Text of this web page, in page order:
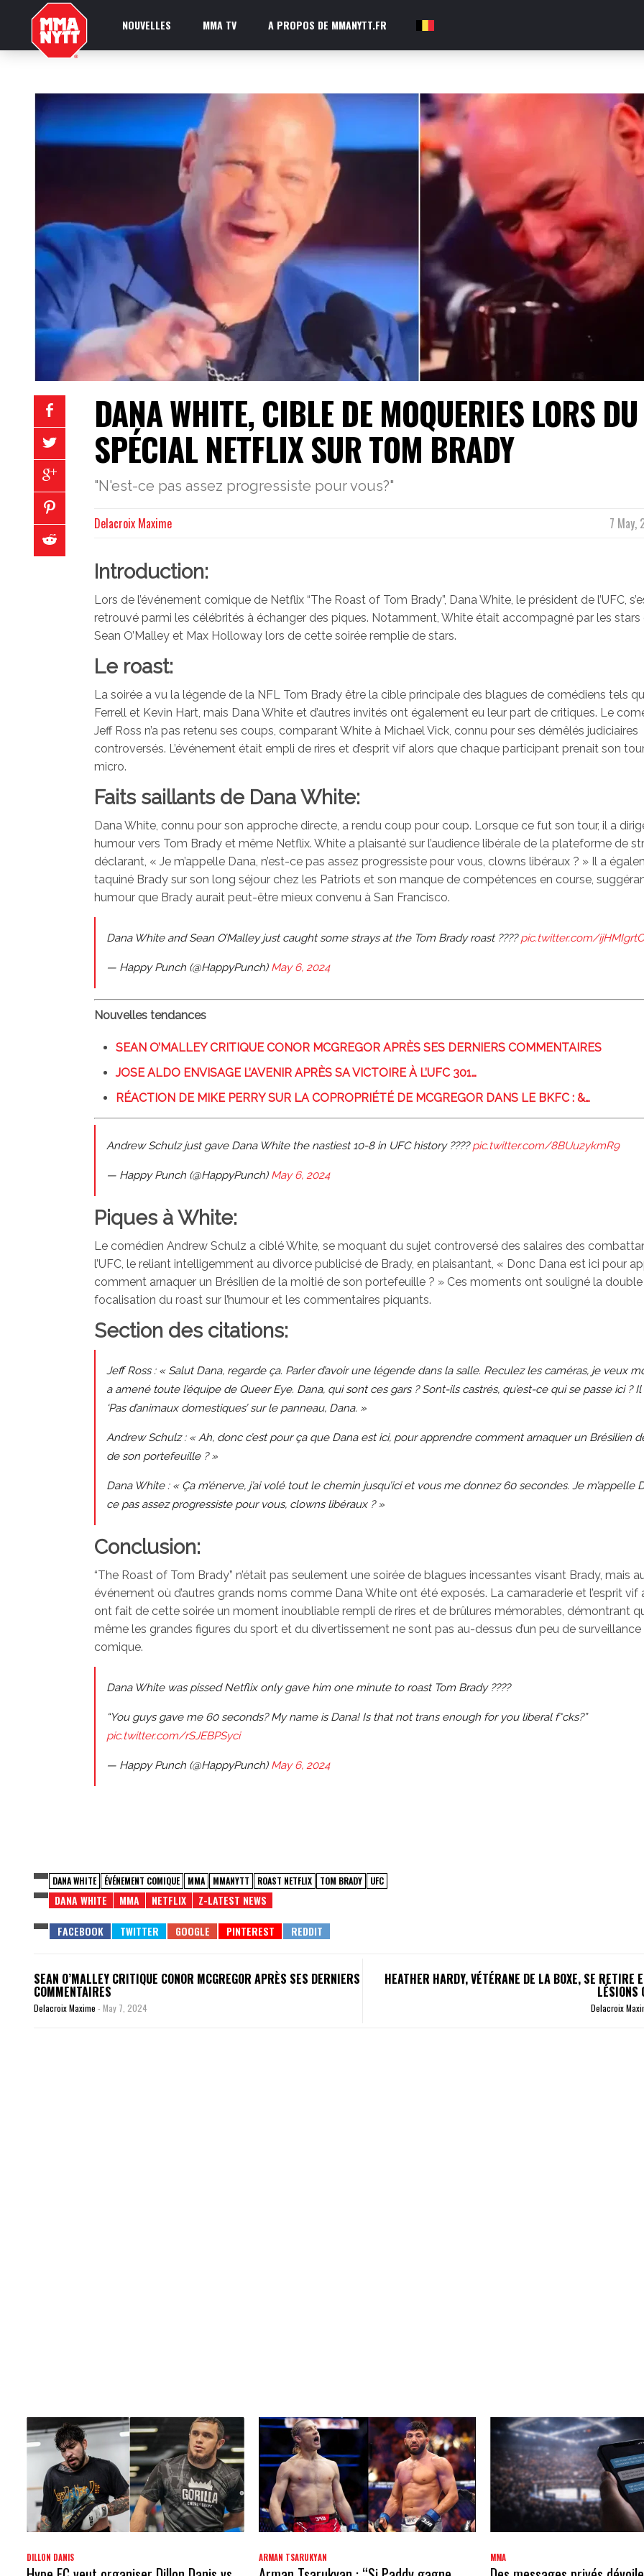
NOUVELLES MMA TV A PROPOS DE MMANYTT.FR FR
DANA WHITE, CIBLE DE MOQUERIES LORS DU
SPÉCIAL NETFLIX SUR TOM BRADY
"N'est-ce pas assez progressiste pour vous?"
7 May,
Delacroix Maxime
Introduction:
Lors de l’événement comique de Netflix “The Roast of Tom Brady”, Dana White, le président de l’UFC,
retrouvé parmi les célébrités à échanger des piques. Notamment, White était accompagné par les stars
Sean O’Malley et Max Holloway lors de cette soirée remplie de stars.
Le roast:
La soirée a vu la légende de la NFL Tom Brady être la cible principale des blagues de comédiens tels
Ferrell et Kevin Hart, mais Dana White et d’autres invités ont également eu leur part de critiques. Le
Jeff Ross n’a pas retenu ses coups, comparant White à Michael Vick, connu pour ses démêlés judiciaires
controversés. L’événement était empli de rires et d’esprit vif alors que chaque participant prenait son
micro.
Faits saillants de Dana White:
Dana White, connu pour son approche directe, a rendu coup pour coup. Lorsque ce fut son tour, il a
humour vers Tom Brady et même Netflix. White a plaisanté sur l’audience libérale de la plateforme de
déclarant, « Je m’appelle Dana, n’est-ce pas assez progressiste pour vous, clowns libéraux ? » Il a
taquiné Brady sur son long séjour chez les Patriots et son manque de compétences en course,
humour que Brady aurait peut-être mieux convenu à San Francisco.
Dana White and Sean O’Malley just caught some strays at the Tom Brady roast ????pic.twitter.com/
— Happy Punch (@HappyPunch) May 6, 2024
Nouvelles tendances
SEAN O’MALLEY CRITIQUE CONOR MCGREGOR APRÈS SES DERNIERS COMMENTAIRES
JOSE ALDO ENVISAGE L’AVENIR APRÈS SA VICTOIRE À L’UFC 301…
RÉACTION DE MIKE PERRY SUR LA COPROPRIÉTÉ DE MCGREGOR DANS LE BKFC : &…
Andrew Schulz just gave Dana White the nastiest 10-8 in UFC history ????pic.twitter.com/8BUu2ykmR9
— Happy Punch (@HappyPunch) May 6, 2024
Piques à White:
Le comédien Andrew Schulz a ciblé White, se moquant du sujet controversé des salaires des
l’UFC, le reliant intelligemment au divorce publicisé de Brady, en plaisantant, « Donc Dana est ici pour
comment arnaquer un Brésilien de la moitié de son portefeuille ? » Ces moments ont souligné la double
focalisation du roast sur l’humour et les commentaires piquants.
Section des citations:
Jeff Ross : « Salut Dana, regarde ça. Parler d’avoir une légende dans la salle. Reculez les caméras, je veux
a amené toute l’équipe de Queer Eye. Dana, qui sont ces gars ? Sont-ils castrés, qu’est-ce qui se passe ici ?
‘Pas d’animaux domestiques’ sur le panneau, Dana. »
Andrew Schulz : « Ah, donc c’est pour ça que Dana est ici, pour apprendre comment arnaquer un Brésilien
de son portefeuille ? »
Dana White : « Ça m’énerve, j’ai volé tout le chemin jusqu’ici et vous me donnez 60 secondes. Je m’appelle
ce pas assez progressiste pour vous, clowns libéraux ? »
Conclusion:
“The Roast of Tom Brady” n’était pas seulement une soirée de blagues incessantes visant Brady, mais
événement où d’autres grands noms comme Dana White ont été exposés. La camaraderie et l’esprit vif
ont fait de cette soirée un moment inoubliable rempli de rires et de brûlures mémorables, démontrant
même les grandes figures du sport et du divertissement ne sont pas au-dessus d’un peu de surveillance
comique.
Dana White was pissed Netflix only gave him one minute to roast Tom Brady ????
“You guys gave me 60 seconds? My name is Dana! Is that not trans enough for you liberal f*cks?”
pic.twitter.com/rSJEBPSyci
— Happy Punch (@HappyPunch) May 6, 2024
DANA WHITE ÉVÉNEMENT COMIQUE MMA MMANYTT ROAST NETFLIX TOM BRADY UFC
DANA WHITE MMA NETFLIX Z-LATEST NEWS
SEAN O’MALLEY CRITIQUE CONOR MCGREGOR APRÈS SES DERNIERS
COMMENTAIRES
Delacroix Maxime - May 7, 2024
HEATHER HARDY, VÉTÉRANE DE LA BOXE, SE RETIRE
LÉSIONS
Delacroix
DILLON DANIS ARMAN TSARUKYAN MMA